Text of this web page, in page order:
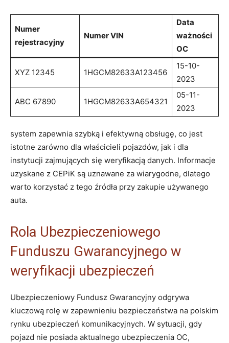
Numer
rejestracyjny
Numer VIN
Data
ważności
OC
XYZ 12345 1HGCM82633A123456
15-10-
2023
ABC 67890 1HGCM82633A654321
05-11-
2023
system zapewnia szybką i efektywną obsługę, co jest
istotne zarówno dla właścicieli pojazdów, jak i dla
instytucji zajmujących się weryfikacją danych. Informacje
uzyskane z CEPiK są uznawane za wiarygodne, dlatego
warto korzystać z tego źródła przy zakupie używanego
auta.
Rola Ubezpieczeniowego
Funduszu Gwarancyjnego w
weryfikacji ubezpieczeń
Ubezpieczeniowy Fundusz Gwarancyjny odgrywa
kluczową rolę w zapewnieniu bezpieczeństwa na polskim
rynku ubezpieczeń komunikacyjnych. W sytuacji, gdy
pojazd nie posiada aktualnego ubezpieczenia OC,